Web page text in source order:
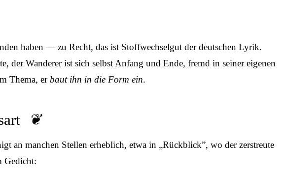
haben — zu Recht, das ist Stoffwechselgut der deutschen Lyrik.
der Wanderer ist sich selbst Anfang und Ende, fremd in seiner eigenen
Thema, erbaut ihn in die Form ein.
an manchen Stellen erheblich, etwa in „Rückblick”, wo der zerstreute
Gedicht: